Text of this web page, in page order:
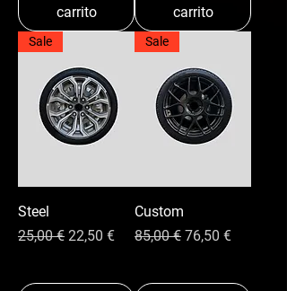
carrito
carrito
Sale
Steel
Precio
25,00 € Precio de oferta
22,50 €
Sale
Custom
Precio
85,00 € Precio de oferta
76,50 €